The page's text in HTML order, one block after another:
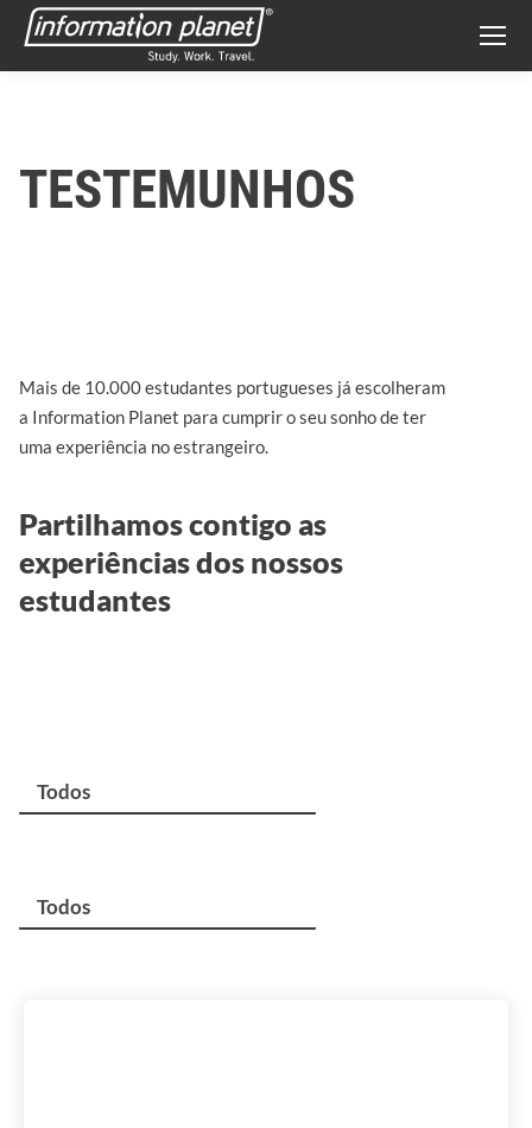
TESTEMUNHOS
Mais de 10.000 estudantes portugueses já escolheram
a Information Planet para cumprir o seu sonho de ter
uma experiência no estrangeiro.
Partilhamos contigo as
experiências dos nossos
estudantes